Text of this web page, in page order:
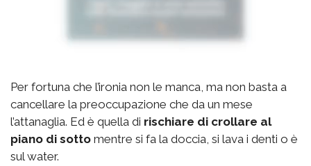
Per fortuna che l’ironia non le manca, ma non basta a
cancellare la preoccupazione che da un mese
l’attanaglia. Ed è quella di rischiare di crollare al
piano di sotto mentre si fa la doccia, si lava i denti o è
sul water.